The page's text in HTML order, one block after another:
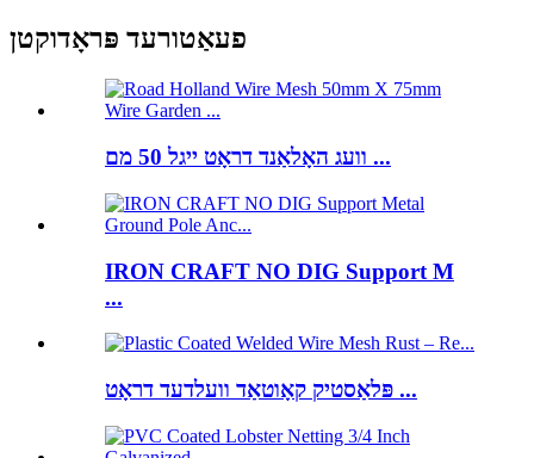
פעאַטורעד פּראָדוקטן
וועג האָלאַנד דראָט ייגל 50 מם ...
IRON CRAFT NO DIG Support M
...
פּלאַסטיק קאָוטאַד וועלדעד דראָט ...